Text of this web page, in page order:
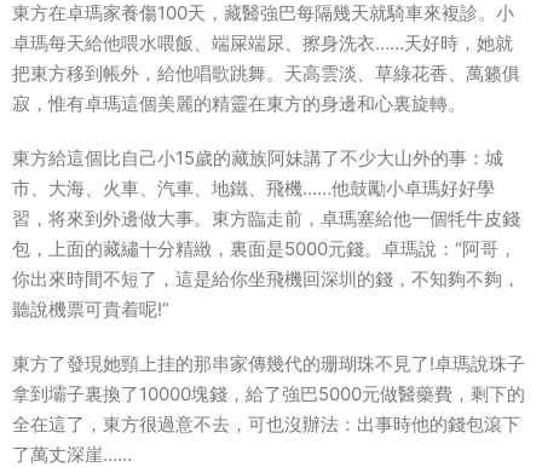
東方在卓瑪家養傷100天，藏醫強巴每隔幾天就騎車來複診。小
卓瑪每天給他喂水喂飯、端屎端尿、擦身洗衣……天好時，她就
把東方移到帳外，給他唱歌跳舞。天高雲淡、草綠花香、萬籁俱
寂，惟有卓瑪這個美麗的精靈在東方的身邊和心裏旋轉。
東方給這個比自己小15歲的藏族阿妹講了不少大山外的事：城
市、大海、火車、汽車、地鐵、飛機……他鼓勵小卓瑪好好學
習，将來到外邊做大事。東方臨走前，卓瑪塞給他一個牦牛皮錢
包，上面的藏繡十分精緻，裏面是5000元錢。卓瑪說：“阿哥，
你出來時間不短了，這是給你坐飛機回深圳的錢，不知夠不夠，
聽說機票可貴着呢!”
東方了發現她頸上挂的那串家傳幾代的珊瑚珠不見了!卓瑪說珠子
拿到壩子裏換了10000塊錢，給了強巴5000元做醫藥費，剩下的
全在這了，東方很過意不去，可也沒辦法：出事時他的錢包滾下
了萬丈深崖……